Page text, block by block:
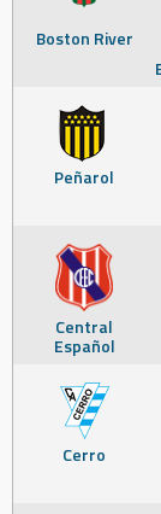
Boston River
Peñarol
Central
Español
Cerro